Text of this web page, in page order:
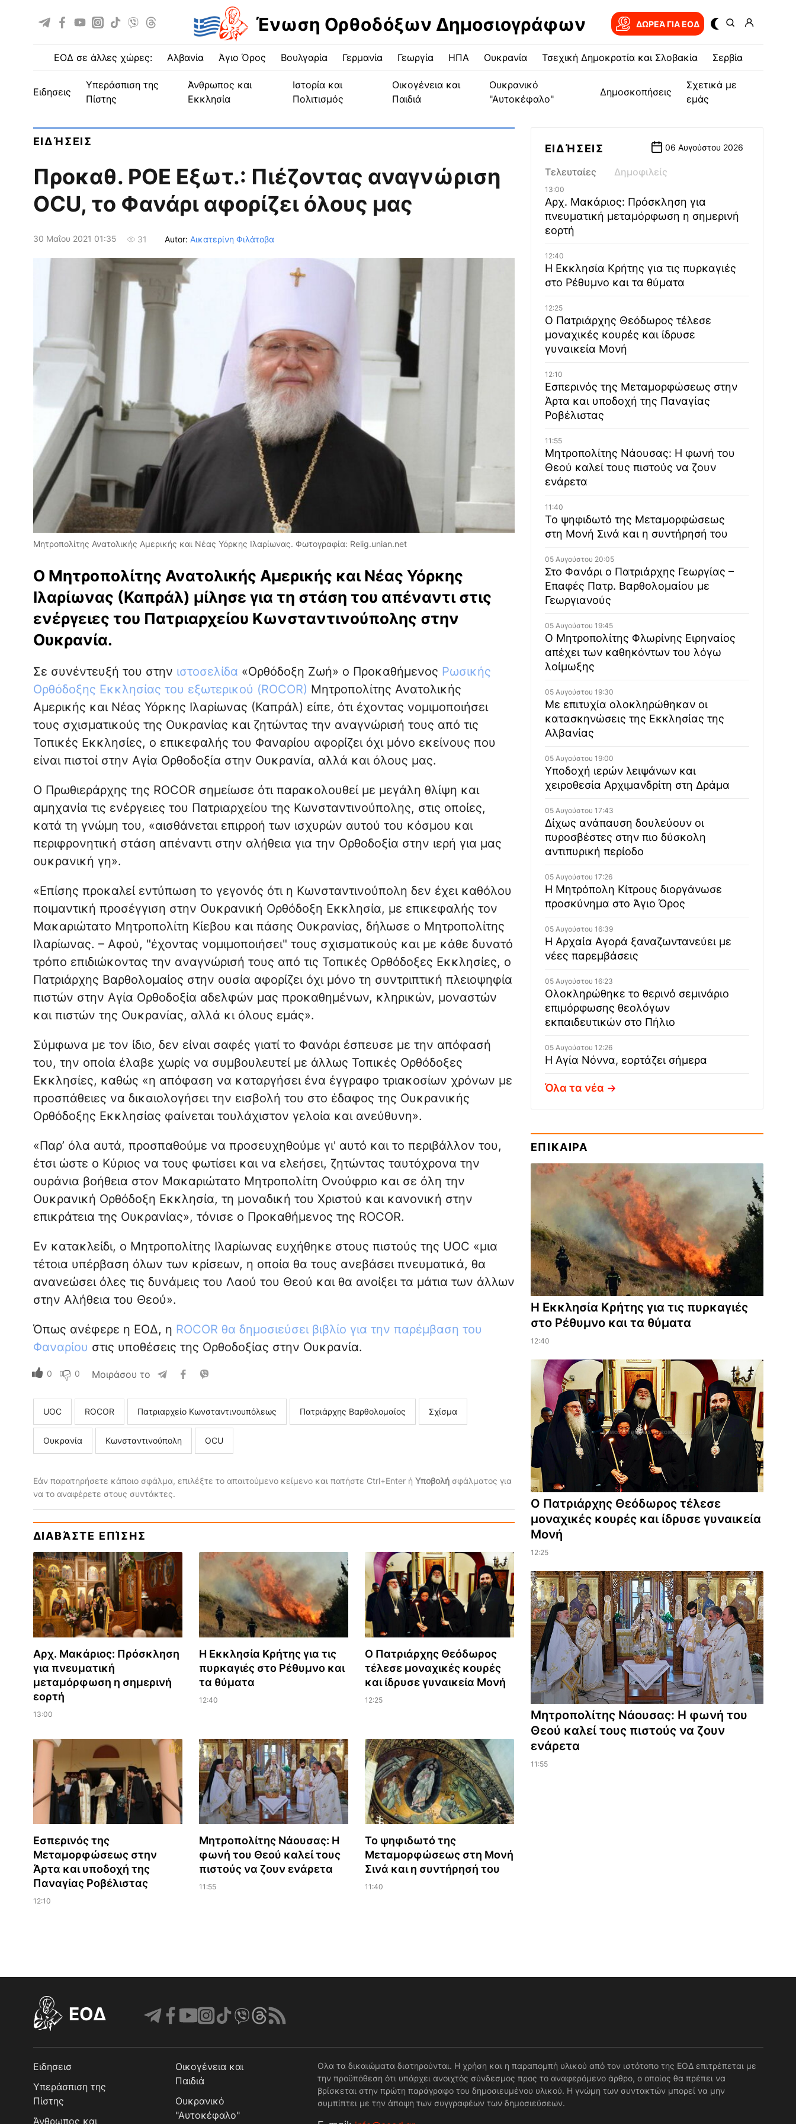
Ένωση Ορθοδόξων Δημοσιογράφων ΔΩΡΕΆ ΓΙΑ EOΔ
ΕΟΔ σε άλλες χώρες: Αλβανία Άγιο Όρος Βουλγαρία Γερμανία Γεωργία ΗΠΑ Ουκρανία Τσεχική Δημοκρατία και Σλοβακία Σερβία
ειδησεις
Υπεράσπιση της
Πίστης
Άνθρωπος και
Εκκλησία
Ιστορία και
Πολιτισμός
Οικογένεια και
Παιδιά
Ουκρανικό
"Αυτοκέφαλο"
Δημοσκοπήσεις
Σχετικά με
εμάς
ΕΙΔΉΣΕΙΣ
Προκαθ. ΡΟΕ Εξωτ.: Πιέζοντας αναγνώριση
OCU, το Φανάρι αφορίζει όλους μας
30 Μαΐου 2021 01:35 31 Autor: Αικατερίνη Φιλάτοβα
Μητροπολίτης Ανατολικής Αμερικής και Νέας Υόρκης Ιλαρίωνας. Φωτογραφία: Relig.unian.net
Ο Μητροπολίτης Ανατολικής Αμερικής και Νέας Υόρκης
Ιλαρίωνας (Καπράλ) μίλησε για τη στάση του απέναντι στις
ενέργειες του Πατριαρχείου Κωνσταντινούπολης στην
Ουκρανία.
Σε συνέντευξή του στην ιστοσελίδα «Ορθόδοξη Ζωή» ο Προκαθήμενος Ρωσικής
Ορθόδοξης Εκκλησίας του εξωτερικού (ROCOR) Μητροπολίτης Ανατολικής
Αμερικής και Νέας Υόρκης Ιλαρίωνας (Καπράλ) είπε, ότι έχοντας νομιμοποιήσει
τους σχισματικούς της Ουκρανίας και ζητώντας την αναγνώρισή τους από τις
Τοπικές Εκκλησίες, ο επικεφαλής του Φαναρίου αφορίζει όχι μόνο εκείνους που
είναι πιστοί στην Αγία Ορθοδοξία στην Ουκρανία, αλλά και όλους μας.
Ο Πρωθιεράρχης της ROCOR σημείωσε ότι παρακολουθεί με μεγάλη θλίψη και
αμηχανία τις ενέργειες του Πατριαρχείου της Κωνσταντινούπολης, στις οποίες,
κατά τη γνώμη του, «αισθάνεται επιρροή των ισχυρών αυτού του κόσμου και
περιφρονητική στάση απέναντι στην αλήθεια για την Ορθοδοξία στην ιερή για μας
ουκρανική γη».
«Επίσης προκαλεί εντύπωση το γεγονός ότι η Κωνσταντινούπολη δεν έχει καθόλου
ποιμαντική προσέγγιση στην Ουκρανική Ορθόδοξη Εκκλησία, με επικεφαλής τον
Μακαριώτατο Μητροπολίτη Κίεβου και πάσης Ουκρανίας, δήλωσε ο Μητροπολίτης
Ιλαρίωνας. – Αφού, "έχοντας νομιμοποιήσει" τους σχισματικούς και με κάθε δυνατό
τρόπο επιδιώκοντας την αναγνώρισή τους από τις Τοπικές Ορθόδοξες Εκκλησίες, ο
Πατριάρχης Βαρθολομαίος στην ουσία αφορίζει όχι μόνο τη συντριπτική πλειοψηφία
πιστών στην Αγία Ορθοδοξία αδελφών μας προκαθημένων, κληρικών, μοναστών
και πιστών της Ουκρανίας, αλλά κι όλους εμάς».
Σύμφωνα με τον ίδιο, δεν είναι σαφές γιατί το Φανάρι έσπευσε με την απόφασή
του, την οποία έλαβε χωρίς να συμβουλευτεί με άλλως Τοπικές Ορθόδοξες
Εκκλησίες, καθώς «η απόφαση να καταργήσει ένα έγγραφο τριακοσίων χρόνων με
προσπάθειες να δικαιολογήσει την εισβολή του στο έδαφος της Ουκρανικής
Ορθόδοξης Εκκλησίας φαίνεται τουλάχιστον γελοία και ανεύθυνη».
«Παρ’ όλα αυτά, προσπαθούμε να προσευχηθούμε γι' αυτό και το περιβάλλον του,
έτσι ώστε ο Κύριος να τους φωτίσει και να ελεήσει, ζητώντας ταυτόχρονα την
ουράνια βοήθεια στον Μακαριώτατο Μητροπολίτη Ονούφριο και σε όλη την
Ουκρανική Ορθόδοξη Εκκλησία, τη μοναδική του Χριστού και κανονική στην
επικράτεια της Ουκρανίας», τόνισε ο Προκαθήμενος της ROCOR.
Εν κατακλείδι, ο Μητροπολίτης Ιλαρίωνας ευχήθηκε στους πιστούς της UOC «μια
τέτοια υπέρβαση όλων των κρίσεων, η οποία θα τους ανεβάσει πνευματικά, θα
ανανεώσει όλες τις δυνάμεις του Λαού του Θεού και θα ανοίξει τα μάτια των άλλων
στην Αλήθεια του Θεού».
Όπως ανέφερε η ΕΟΔ, η ROCOR θα δημοσιεύσει βιβλίο για την παρέμβαση του
Φαναρίου στις υποθέσεις της Ορθοδοξίας στην Ουκρανία.
0 0 Μοιράσου το
UOC ROCOR Πατριαρχείο Κωνσταντινουπόλεως Πατριάρχης Βαρθολομαίος Σχίσμα
Ουκρανία Κωνσταντινούπολη ΟCU
Εάν παρατηρήσετε κάποιο σφάλμα, επιλέξτε το απαιτούμενο κείμενο και πατήστε Ctrl+Enter ή Υποβολήσφάλματος για
να το αναφέρετε στους συντάκτες.
ΔΙΑΒΆΣΤΕ ΕΠΊΣΗΣ
Αρχ. Μακάριος: Πρόσκληση
για πνευματική
μεταμόρφωση η σημερινή
εορτή
13:00
Η Εκκλησία Κρήτης για τις
πυρκαγιές στο Ρέθυμνο και
τα θύματα
12:40
Ο Πατριάρχης Θεόδωρος
τέλεσε μοναχικές κουρές
και ίδρυσε γυναικεία Μονή
12:25
Εσπερινός της
Μεταμορφώσεως στην
Άρτα και υποδοχή της
Παναγίας Ροβέλιστας
12:10
Μητροπολίτης Νάουσας: Η
φωνή του Θεού καλεί τους
πιστούς να ζουν ενάρετα
11:55
Το ψηφιδωτό της
Μεταμορφώσεως στη Μονή
Σινά και η συντήρησή του
11:40
ΕΙΔΉΣΕΙΣ 06 Αυγούστου 2026
Τελευταίες Δημοφιλείς
13:00
Αρχ. Μακάριος: Πρόσκληση για
πνευματική μεταμόρφωση η σημερινή
εορτή
12:40
Η Εκκλησία Κρήτης για τις πυρκαγιές
στο Ρέθυμνο και τα θύματα
12:25
Ο Πατριάρχης Θεόδωρος τέλεσε
μοναχικές κουρές και ίδρυσε
γυναικεία Μονή
12:10
Εσπερινός της Μεταμορφώσεως στην
Άρτα και υποδοχή της Παναγίας
Ροβέλιστας
11:55
Μητροπολίτης Νάουσας: Η φωνή του
Θεού καλεί τους πιστούς να ζουν
ενάρετα
11:40
Το ψηφιδωτό της Μεταμορφώσεως
στη Μονή Σινά και η συντήρησή του
05 Αυγούστου 20:05
Στο Φανάρι ο Πατριάρχης Γεωργίας –
Επαφές Πατρ. Βαρθολομαίου με
Γεωργιανούς
05 Αυγούστου 19:45
Ο Μητροπολίτης Φλωρίνης Ειρηναίος
απέχει των καθηκόντων του λόγω
λοίμωξης
05 Αυγούστου 19:30
Με επιτυχία ολοκληρώθηκαν οι
κατασκηνώσεις της Εκκλησίας της
Αλβανίας
05 Αυγούστου 19:00
Υποδοχή ιερών λειψάνων και
χειροθεσία Αρχιμανδρίτη στη Δράμα
05 Αυγούστου 17:43
Δίχως ανάπαυση δουλεύουν οι
πυροσβέστες στην πιο δύσκολη
αντιπυρική περίοδο
05 Αυγούστου 17:26
Η Μητρόπολη Κίτρους διοργάνωσε
προσκύνημα στο Άγιο Όρος
05 Αυγούστου 16:39
Η Αρχαία Αγορά ξαναζωντανεύει με
νέες παρεμβάσεις
05 Αυγούστου 16:23
Ολοκληρώθηκε το θερινό σεμινάριο
επιμόρφωσης θεολόγων
εκπαιδευτικών στο Πήλιο
05 Αυγούστου 12:26
Η Αγία Νόννα, εορτάζει σήμερα
Όλα τα νέα
ΕΠΙΚΑΙΡΑ
Η Εκκλησία Κρήτης για τις πυρκαγιές
στο Ρέθυμνο και τα θύματα
12:40
Ο Πατριάρχης Θεόδωρος τέλεσε
μοναχικές κουρές και ίδρυσε γυναικεία
Μονή
12:25
Μητροπολίτης Νάουσας: Η φωνή του
Θεού καλεί τους πιστούς να ζουν
ενάρετα
11:55
EOΔ
Ειδησεισ
Υπεράσπιση της
Πίστης
Άνθρωπος και
Οικογένεια και
Παιδιά
Ουκρανικό
"Αυτοκέφαλο"
Ολα τα δικαιώματα διατηρούνται. Η χρήση και η παραπομπή υλικού από τον ιστότοπο της ΕΟΔ επιτρέπεται με
την προϋπόθεση ότι υπάρχει ανοιχτός σύνδεσμος προς το αναφερόμενο άρθρο, ο οποίος θα πρέπει να
βρίσκεται στην πρώτη παράγραφο του δημοσιευμένου υλικού. Η γνώμη των συντακτών μπορεί να μην
συμπίπτει με την άποψη των συγγραφέων των δημοσιεύσεων.